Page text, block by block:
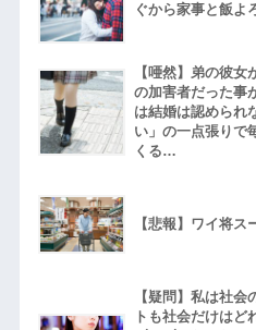
ぐから家事と飯よ
【唖然】弟の彼
の加害者だった事
は結婚は認められ
い」の一点張りで
くる…
【悲報】ワイ将
【疑問】私は社
トも社会だけは